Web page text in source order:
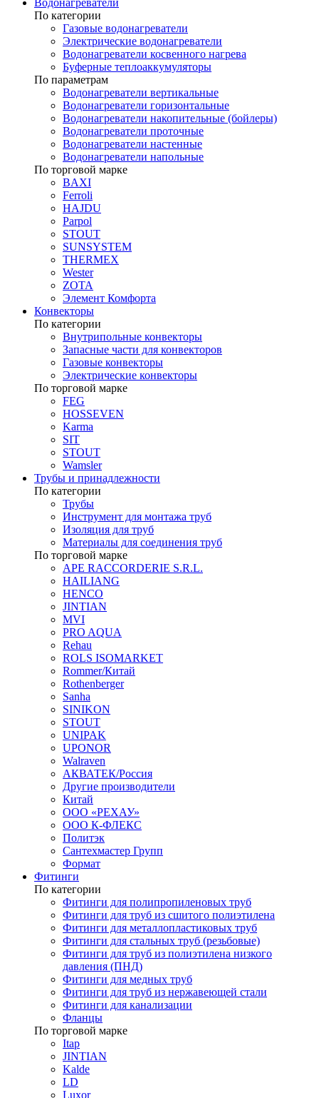
Водонагреватели
По категории
Газовые водонагреватели
Электрические водонагреватели
Водонагреватели косвенного нагрева
Буферные теплоаккумуляторы
По параметрам
Водонагреватели вертикальные
Водонагреватели горизонтальные
Водонагреватели накопительные (бойлеры)
Водонагреватели проточные
Водонагреватели настенные
Водонагреватели напольные
По торговой марке
BAXI
Ferroli
HAJDU
Parpol
STOUT
SUNSYSTEM
THERMEX
Wester
ZOTA
Элемент Комфорта
Конвекторы
По категории
Внутрипольные конвекторы
Запасные части для конвекторов
Газовые конвекторы
Электрические конвекторы
По торговой марке
FEG
HOSSEVEN
Karma
SIT
STOUT
Wamsler
Трубы и принадлежности
По категории
Трубы
Инструмент для монтажа труб
Изоляция для труб
Материалы для соединения труб
По торговой марке
APE RACCORDERIE S.R.L.
HAILIANG
HENCO
JINTIAN
MVI
PRO AQUA
Rehau
ROLS ISOMARKET
Rommer/Китай
Rothenberger
Sanha
SINIKON
STOUT
UNIPAK
UPONOR
Walraven
АКВАТЕК/Россия
Другие производители
Китай
ООО «РЕХАУ»
ООО К-ФЛЕКС
Политэк
Сантехмастер Групп
Формат
Фитинги
По категории
Фитинги для полипропиленовых труб
Фитинги для труб из сшитого полиэтилена
Фитинги для металлопластиковых труб
Фитинги для стальных труб (резьбовые)
Фитинги для труб из полиэтилена низкого
давления (ПНД)
Фитинги для медных труб
Фитинги для труб из нержавеющей стали
Фитинги для канализации
Фланцы
По торговой марке
Itap
JINTIAN
Kalde
LD
Luxor